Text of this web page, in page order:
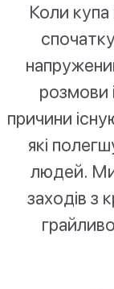
Коли
розмови
причини
які
людей.
заходів з